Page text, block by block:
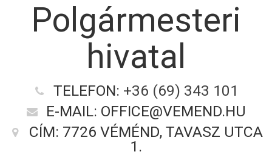
Polgármesteri
hivatal
TELEFON: +36 (69) 343 101
E-MAIL: OFFICE@VEMEND.HU
CÍM: 7726 VÉMÉND, TAVASZ UTCA
1.